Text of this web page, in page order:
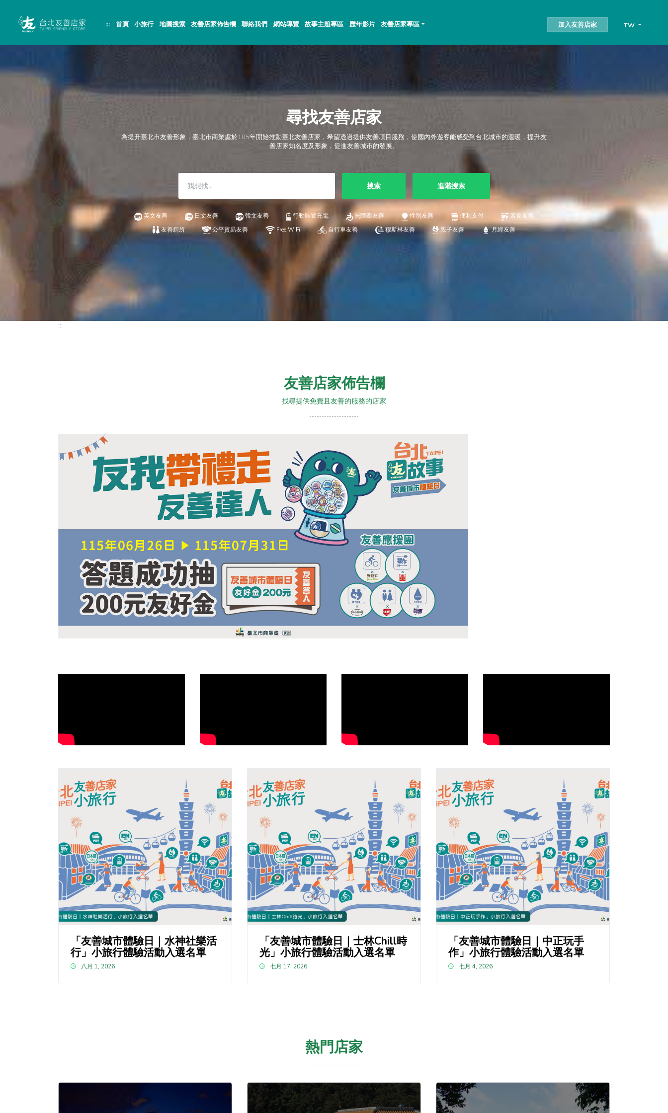
容
::: 首頁 小旅行 地圖搜索 友善店家佈告欄 聯絡我們 網站導覽 故事主題專區 歷年影片 友善店家專區 加入友善店家 TW
尋找友善店家
為提升臺北市友善形象，臺北市商業處於105年開始推動臺北友善店家，希望透過提供友善項目服務，使國內外遊客能感受到台北城市的溫暖，提升友
善店家知名度及形象，促進友善城市的發展。
搜索 進階搜索
英文友善 日文友善 韓文友善 行動裝置充電 無障礙友善 性別友善 便利支付
素食友善
友善廁所
公平貿易友善 Free WiFi 自行車友善 穆斯林友善 親子友善 月經友善
:::
友善店家佈告欄
找尋提供免費且友善的服務的店家
「友善城市體驗日｜水神社樂活
行」小旅行體驗活動入選名單
八月 1, 2026
「友善城市體驗日｜士林Chill時
光」小旅行體驗活動入選名單
七月 17, 2026
「友善城市體驗日｜中正玩手
作」小旅行體驗活動入選名單
七月 4, 2026
熱門店家